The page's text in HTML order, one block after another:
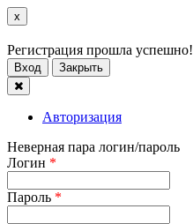
x
Регистрация прошла успешно!
Вход Закрыть
Авторизация
Неверная пара логин/пароль
Логин *
Пароль *